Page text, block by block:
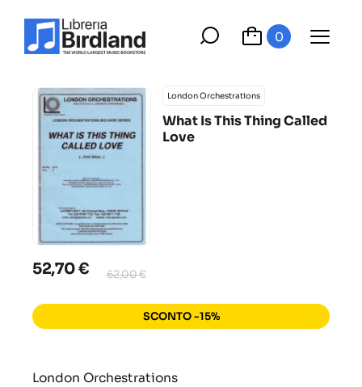
0
London Orchestrations
What Is This Thing Called
Love
52,70 € 62,00 €
SCONTO -15%
London Orchestrations